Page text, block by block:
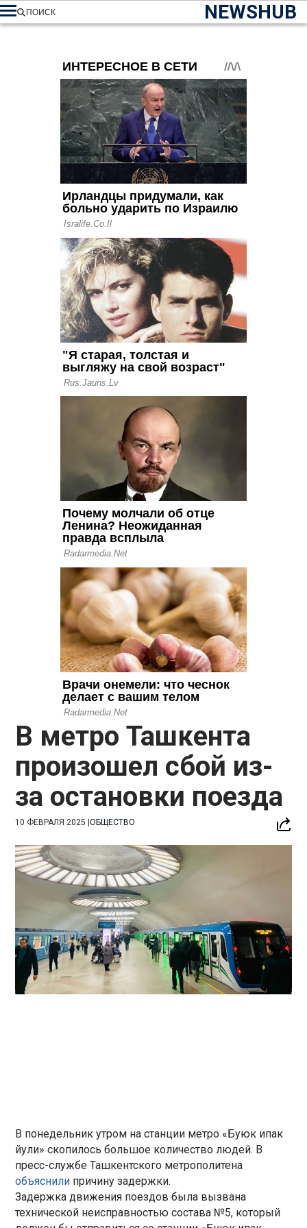
NEWSHUB
ПОИСК
В метро Ташкента
произошел сбой из-
за остановки поезда
10 ФЕВРАЛЯ 2025 |ОБЩЕСТВО
В понедельник утром на станции метро «Буюк ипак
йули» скопилось большое количество людей. В
пресс-службе Ташкентского метрополитена
объяснили причину задержки.
Задержка движения поездов была вызвана
технической неисправностью состава №5, который